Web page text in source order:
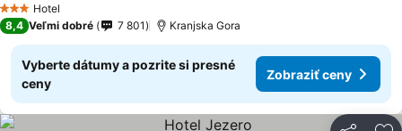
3 Počet hviezdičiek
Hotel
8,4 Veľmi dobré 7 801 Kranjska Gora
Vyberte dátumy a pozrite si presné
ceny
Zobraziť ceny